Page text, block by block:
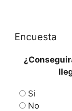
Encuesta
Si
No